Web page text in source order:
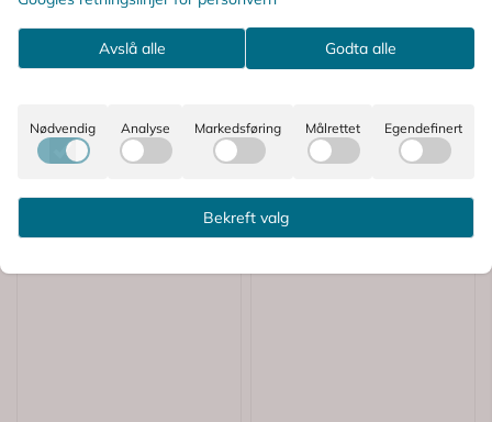
Avslå alle Godta alle
Nødvendig Analyse Markedsføring Målrettet Egendefinert
Bekreft valg